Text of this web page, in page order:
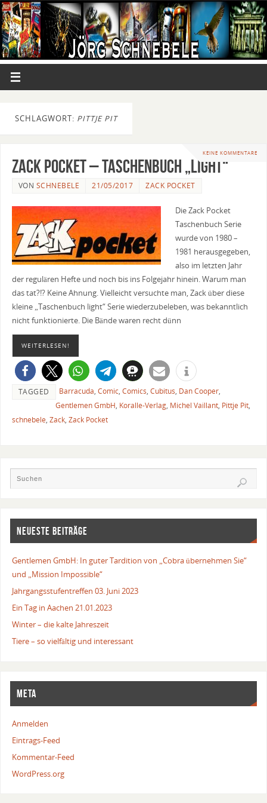
SCHLAGWORT: PITTJE PIT
KEINE KOMMENTARE
Zack Pocket – Taschenbuch „light“
VON SCHNEBELE 21/05/2017 ZACK POCKET
Die Zack Pocket
Taschenbuch Serie
wurde von 1980 –
1981 herausgegeben,
also im letzten Jahr
der regulären Hefte und noch bis ins Folgejahr hinein. Warum man
das tat?!? Keine Ahnung. Vielleicht versuchte man, Zack über diese
kleine „Taschenbuch light“ Serie wiederzubeleben, was bekanntlich
nicht funktionierte. Die Bände waren recht dünn
WEITERLESEN!
TAGGED Barracuda, Comic, Comics, Cubitus, Dan Cooper,
Gentlemen GmbH, Koralle-Verlag, Michel Vaillant, Pittje Pit,
schnebele, Zack, Zack Pocket
NEUESTE BEITRÄGE
Gentlemen GmbH: In guter Tardition von „Cobra übernehmen Sie“
und „Mission Impossible“
Jahrgangsstufentreffen 03. Juni 2023
Ein Tag in Aachen 21.01.2023
Winter – die kalte Jahreszeit
Tiere – so vielfältig und interessant
META
Anmelden
Eintrags-Feed
Kommentar-Feed
WordPress.org